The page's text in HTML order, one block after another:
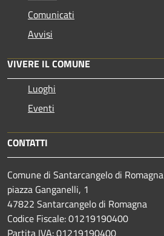
Comunicati
Avvisi
VIVERE IL COMUNE
Luoghi
Eventi
CONTATTI
Comune di Santarcangelo di Romagna
piazza Ganganelli, 1
47822 Santarcangelo di Romagna
Codice Fiscale: 01219190400
Partita IVA: 01219190400